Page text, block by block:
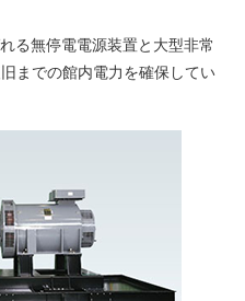
る無停電電源装置と大型非常
までの館内電力を確保してい